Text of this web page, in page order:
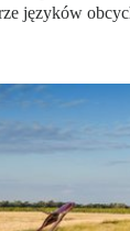
języków